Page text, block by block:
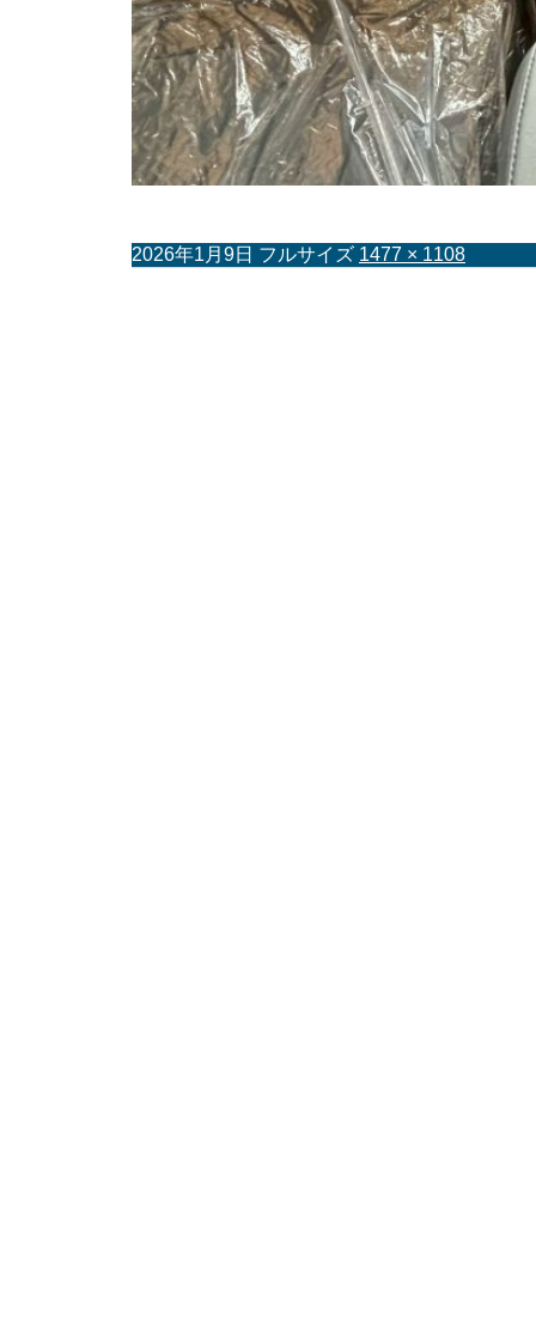
2026年1月9日 フルサイズ 1477 × 1108